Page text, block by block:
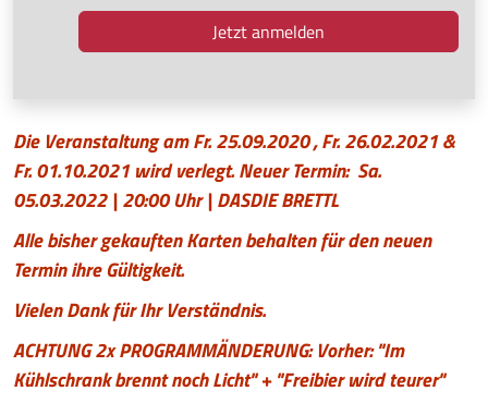
Die Veranstaltung am Fr. 25.09.2020 , Fr. 26.02.2021 &
Fr. 01.10.2021 wird verlegt. Neuer Termin: Sa.
05.03.2022 | 20:00 Uhr | DASDIE BRETTL
Alle bisher gekauften Karten behalten für den neuen
Termin ihre Gültigkeit.
Vielen Dank für Ihr Verständnis.
ACHTUNG 2x PROGRAMMÄNDERUNG:Vorher: "Im
Kühlschrank brennt noch Licht" + "Freibier wird teurer"